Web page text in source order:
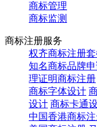
商标管理
商标监测
商标注册服务
权齐商标注册套
知名商标品牌
理证明商标注册
商标字体设计
设计 商标卡通
中国香港商标